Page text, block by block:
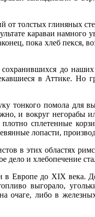
от толстых глиняных
караваи намного
пока хлеб пекся,
до
в Аттике. Но
тонкого помола для
и вокруг негорабы
сплетенные
лопасти,
в этих областях
дело и хлебопечение
Европе до XIX века.
выгорало,
очаге, либо в